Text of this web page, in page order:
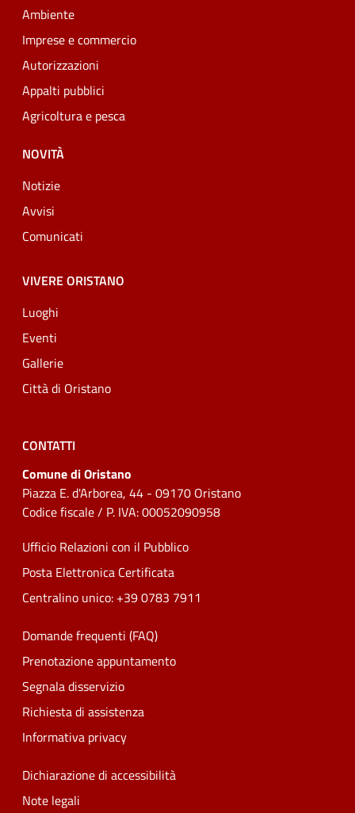
Ambiente
Imprese e commercio
Autorizzazioni
Appalti pubblici
Agricoltura e pesca
NOVITÀ
Notizie
Avvisi
Comunicati
VIVERE ORISTANO
Luoghi
Eventi
Gallerie
Città di Oristano
CONTATTI
Comune di Oristano
Piazza E. d'Arborea, 44 - 09170 Oristano
Codice fiscale / P. IVA: 00052090958
Ufficio Relazioni con il Pubblico
Posta Elettronica Certificata
Centralino unico: +39 0783 7911
Domande frequenti (FAQ)
Prenotazione appuntamento
Segnala disservizio
Richiesta di assistenza
Informativa privacy
Dichiarazione di accessibilità
Note legali